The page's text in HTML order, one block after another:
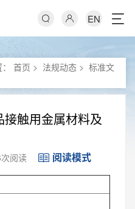
EN
：首页 > 法规动态 >标准文
触用金属材料及
阅读 阅读模式